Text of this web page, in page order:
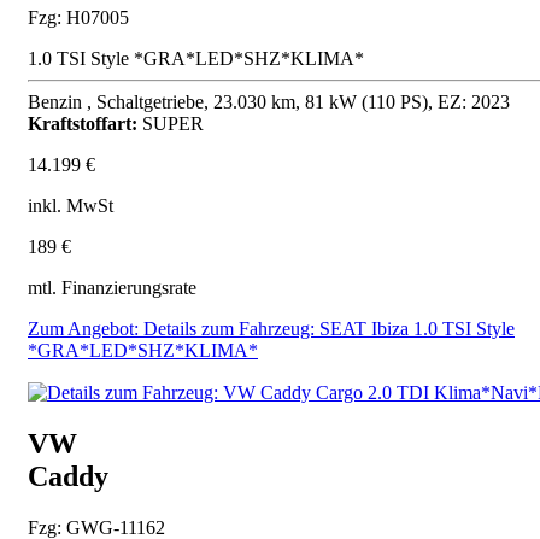
Fzg: H07005
1.0 TSI Style *GRA*LED*SHZ*KLIMA*
Benzin , Schaltgetriebe, 23.030 km, 81 kW (110 PS), EZ: 2023
Kraftstoffart: SUPER
14.199 €
inkl. MwSt
189 €
mtl. Finanzierungsrate
Zum Angebot: Details zum Fahrzeug: SEAT Ibiza 1.0 TSI Style
*GRA*LED*SHZ*KLIMA*
VW
Caddy
Fzg: GWG-11162